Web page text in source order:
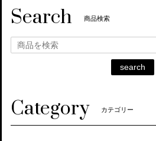
Search 商品検索
search
Category カテゴリー